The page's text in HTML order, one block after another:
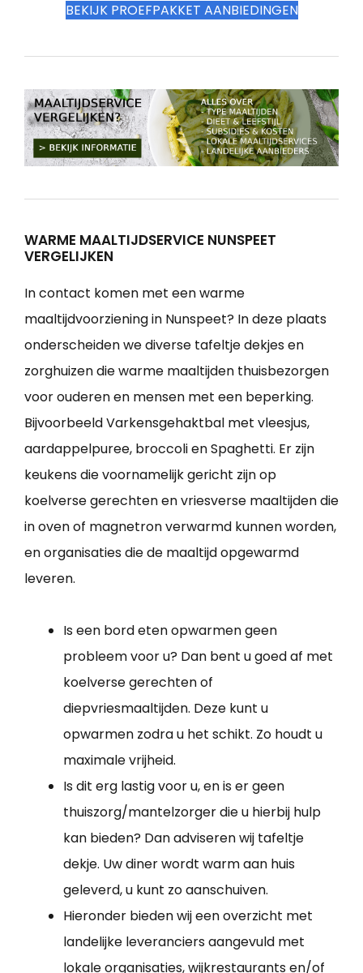
BEKIJK PROEFPAKKET AANBIEDINGEN
WARME MAALTIJDSERVICE NUNSPEET
VERGELIJKEN
In contact komen met een warme
maaltijdvoorziening in Nunspeet? In deze plaats
onderscheiden we diverse tafeltje dekjes en
zorghuizen die warme maaltijden thuisbezorgen
voor ouderen en mensen met een beperking.
Bijvoorbeeld Varkensgehaktbal met vleesjus,
aardappelpuree, broccoli en Spaghetti. Er zijn
keukens die voornamelijk gericht zijn op
koelverse gerechten en vriesverse maaltijden die
in oven of magnetron verwarmd kunnen worden,
en organisaties die de maaltijd opgewarmd
leveren.
Is een bord eten opwarmen geen
probleem voor u? Dan bent u goed af met
koelverse gerechten of
diepvriesmaaltijden. Deze kunt u
opwarmen zodra u het schikt. Zo houdt u
maximale vrijheid.
Is dit erg lastig voor u, en is er geen
thuiszorg/mantelzorger die u hierbij hulp
kan bieden? Dan adviseren wij tafeltje
dekje. Uw diner wordt warm aan huis
geleverd, u kunt zo aanschuiven.
Hieronder bieden wij een overzicht met
landelijke leveranciers aangevuld met
lokale organisaties, wijkrestaurants en/of